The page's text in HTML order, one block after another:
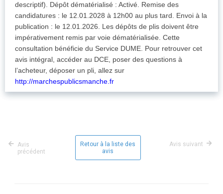
descriptif). Dépôt dématérialisé : Activé. Remise des
candidatures : le 12.01.2028 à 12h00 au plus tard. Envoi à la
publication : le 12.01.2026. Les dépôts de plis doivent être
impérativement remis par voie dématérialisée. Cette
consultation bénéficie du Service DUME. Pour retrouver cet
avis intégral, accéder au DCE, poser des questions à
l’acheteur, déposer un pli, allez sur
http://marchespublicsmanche.fr
Avis
précédent
Retour à la liste des
avis
Avis suivant